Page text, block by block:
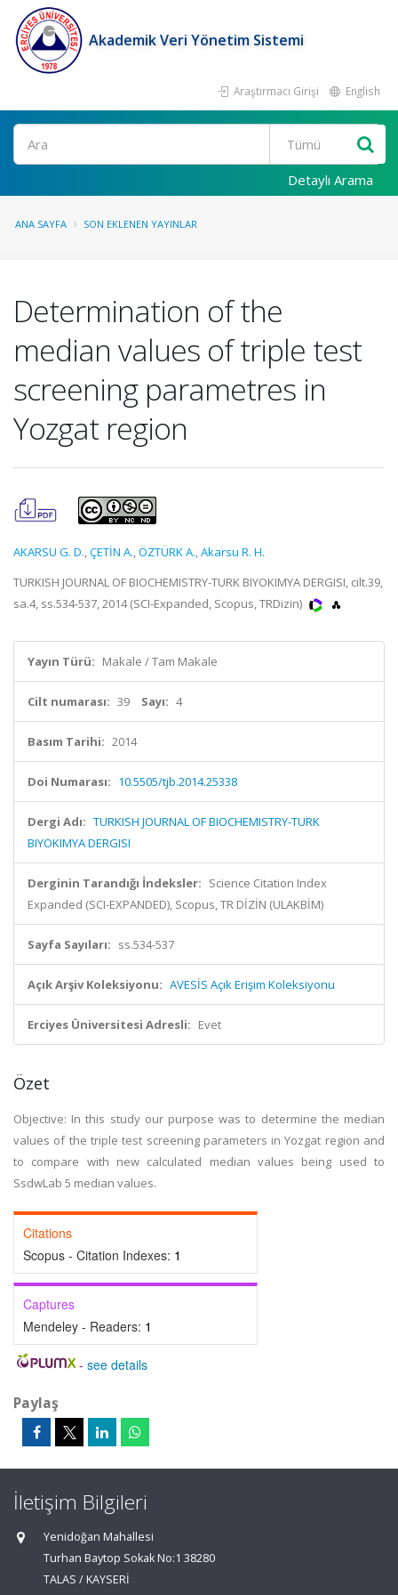
Akademik Veri Yönetim Sistemi
Araştırmacı Girişi English
Ara
Detaylı Arama
ANA SAYFA SON EKLENEN YAYINLAR
Determination of the
median values of triple test
screening parametres in
Yozgat region
AKARSU G. D.,ÇETİN A.,ÖZTÜRK A.,Akarsu R. H.
TURKISH JOURNAL OF BIOCHEMISTRY-TURK BIYOKIMYA DERGISI, cilt.39,
sa.4, ss.534-537, 2014 (SCI-Expanded, Scopus, TRDizin)
Yayın Türü: Makale / Tam Makale
Cilt numarası: 39 Sayı: 4
Basım Tarihi: 2014
Doi Numarası: 10.5505/tjb.2014.25338
Dergi Adı: TURKISH JOURNAL OF BIOCHEMISTRY-TURK
BIYOKIMYA DERGISI
Derginin Tarandığı İndeksler: Science Citation Index
Expanded (SCI-EXPANDED), Scopus, TR DİZİN (ULAKBİM)
Sayfa Sayıları: ss.534-537
Açık Arşiv Koleksiyonu: AVESİS Açık Erişim Koleksiyonu
Erciyes Üniversitesi Adresli: Evet
Özet
Objective: In this study our purpose was to determine the median
values of the triple test screening parameters in Yozgat region and
to compare with new calculated median values being used to
SsdwLab 5 median values.
Citations
Scopus - Citation Indexes: 1
Captures
Mendeley - Readers: 1
- see details
Paylaş
İletişim Bilgileri
Yenidoğan Mahallesi
Turhan Baytop Sokak No:1 38280
TALAS / KAYSERİ